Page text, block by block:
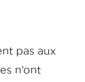
pas aux
n’ont